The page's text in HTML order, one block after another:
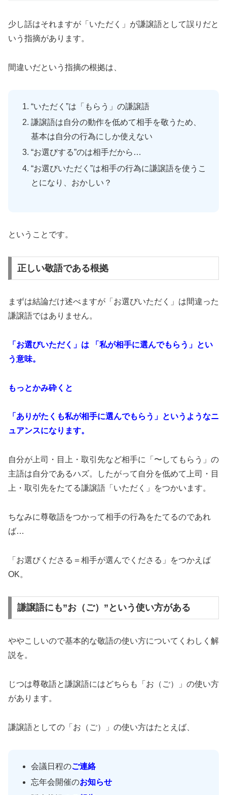
少し話はそれますが「いただく」が謙譲語として誤りだと
いう指摘があります。
間違いだという指摘の根拠は、
“いただく”は「もらう」の謙譲語
謙譲語は自分の動作を低めて相手を敬うため、
基本は自分の行為にしか使えない
“お選びする”のは相手だから…
“お選びいただく”は相手の行為に謙譲語を使うこ
とになり、おかしい？
ということです。
正しい敬語である根拠
まずは結論だけ述べますが「お選びいただく」は間違った
謙譲語ではありません。
「お選びいただく」は 「私が相手に選んでもらう」とい
う意味。
もっとかみ砕くと
「ありがたくも私が相手に選んでもらう」というようなニ
ュアンスになります。
自分が上司・目上・取引先など相手に「〜してもらう」の
主語は自分であるハズ。したがって自分を低めて上司・目
上・取引先をたてる謙譲語「いただく」をつかいます。
ちなみに尊敬語をつかって相手の行為をたてるのであれ
ば…
「お選びくださる＝相手が選んでくださる」をつかえば
OK。
謙譲語にも”お（ご）”という使い方がある
ややこしいので基本的な敬語の使い方についてくわしく解
説を。
じつは尊敬語と謙譲語にはどちらも「お（ご）」の使い方
があります。
謙譲語としての「お（ご）」の使い方はたとえば、
会議日程のご連絡
忘年会開催のお知らせ